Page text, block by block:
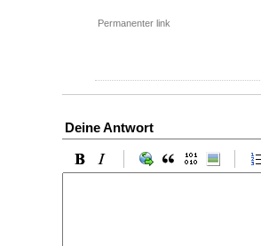
Permanenter link
Deine Antwort